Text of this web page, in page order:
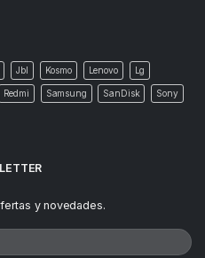
Jbl Kosmo Lenovo Lg
Redmi Samsung SanDisk Sony
y novedades.